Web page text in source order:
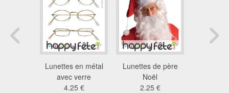
Lunettes en métal
avec verre
4.25 €
Lunettes de père
Noël
2.25 €